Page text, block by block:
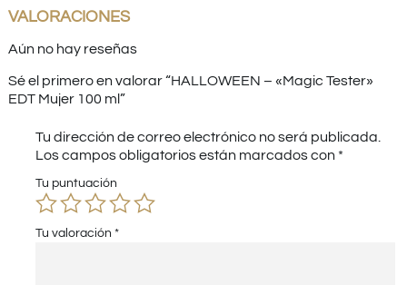
VALORACIONES
Aún no hay reseñas
Sé el primero en valorar “HALLOWEEN – «Magic Tester»
EDT Mujer 100 ml”
Tu dirección de correo electrónico no será publicada.
Los campos obligatorios están marcados con *
Tu puntuación
Tu valoración *